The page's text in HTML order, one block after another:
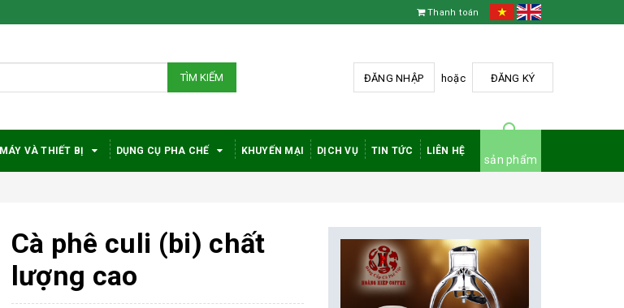
Thanh toán
TÌM KIẾM ĐĂNG NHẬP hoặc ĐĂNG KÝ
MÁY VÀ THIẾT BỊ DỤNG CỤ PHA CHẾ KHUYẾN MẠI DỊCH VỤ TIN TỨC LIÊN HỆ
sản phẩm
Cà phê culi (bi) chất
lượng cao